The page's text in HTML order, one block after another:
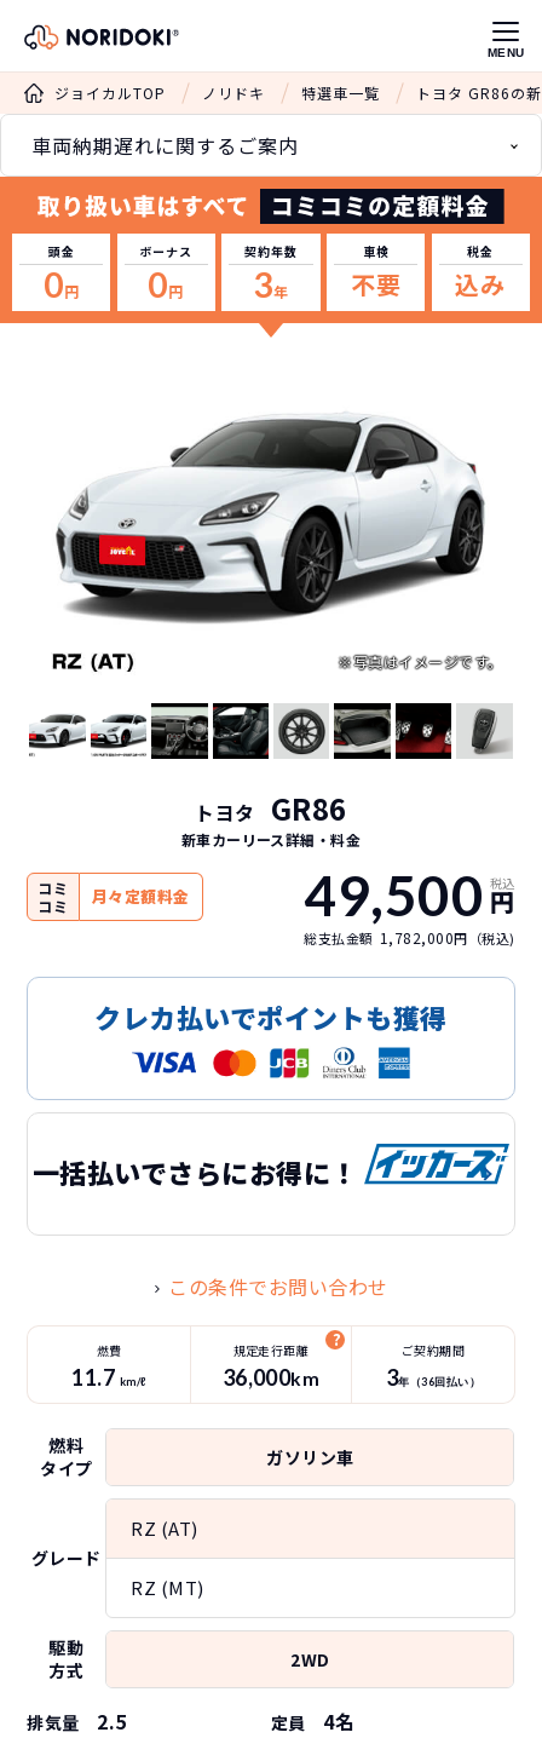
MENU
ジョイカルTOP ノリドキ 特選車一覧 トヨタ GR86の
車両納期遅れに関するご案内
頭金
0円
ボーナス
0円
契約年数
3年
車検
不要
税金
込み
トヨタ GR86
新車カーリース詳細 ・料金
コミ
コミ
月々定額料金 49,500 税込
円
総支払金額 1,782,000円（税込)
クレカ払いでポイントも獲得
一括払いでさらにお得に！
この条件でお問い合わせ
燃費
11.7 km/ℓ
規定走行距離
36,000km
ご契約期間
3年（36回払い）
燃料
タイプ
ガソリン車
グレード
RZ (AT)
RZ (MT)
駆動
方式
2WD
排気量 2.5 定員 4名